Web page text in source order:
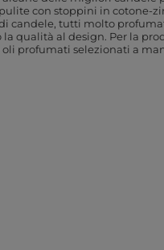
con stoppini in cotone-
candele, tutti molto
la qualità al design. Per la
profumati selezionati a